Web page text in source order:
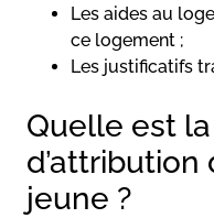
Les aides au
ce logement ;
Les justificatifs
Quelle est
d’attribution
jeune ?